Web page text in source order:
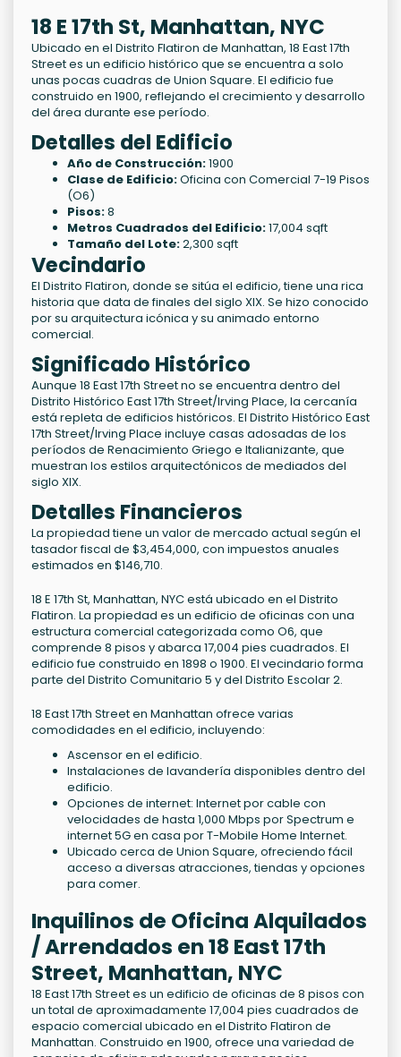
18 E 17th St, Manhattan, NYC
Ubicado en el Distrito Flatiron de Manhattan, 18 East 17th
Street es un edificio histórico que se encuentra a solo
unas pocas cuadras de Union Square. El edificio fue
construido en 1900, reflejando el crecimiento y desarrollo
del área durante ese período.
Detalles del Edificio
Año de Construcción:1900
Clase de Edificio:Oficina con Comercial 7-19 Pisos
(O6)
Pisos:8
Metros Cuadrados del Edificio:17,004 sqft
Tamaño del Lote:2,300 sqft
Vecindario
El Distrito Flatiron, donde se sitúa el edificio, tiene una rica
historia que data de finales del siglo XIX. Se hizo conocido
por su arquitectura icónica y su animado entorno
comercial.
Significado Histórico
Aunque 18 East 17th Street no se encuentra dentro del
Distrito Histórico East 17th Street/Irving Place, la cercanía
está repleta de edificios históricos. El Distrito Histórico East
17th Street/Irving Place incluye casas adosadas de los
períodos de Renacimiento Griego e Italianizante, que
muestran los estilos arquitectónicos de mediados del
siglo XIX.
Detalles Financieros
La propiedad tiene un valor de mercado actual según el
tasador fiscal de $3,454,000, con impuestos anuales
estimados en $146,710.
18 E 17th St, Manhattan, NYC está ubicado en el Distrito
Flatiron. La propiedad es un edificio de oficinas con una
estructura comercial categorizada como O6, que
comprende 8 pisos y abarca 17,004 pies cuadrados. El
edificio fue construido en 1898 o 1900. El vecindario forma
parte del Distrito Comunitario 5 y del Distrito Escolar 2.
18 East 17th Street en Manhattan ofrece varias
comodidades en el edificio, incluyendo:
Ascensor en el edificio.
Instalaciones de lavandería disponibles dentro del
edificio.
Opciones de internet: Internet por cable con
velocidades de hasta 1,000 Mbps por Spectrum e
internet 5G en casa por T-Mobile Home Internet.
Ubicado cerca de Union Square, ofreciendo fácil
acceso a diversas atracciones, tiendas y opciones
para comer.
Inquilinos de Oficina Alquilados
/ Arrendados en 18 East 17th
Street, Manhattan, NYC
18 East 17th Street es un edificio de oficinas de 8 pisos con
un total de aproximadamente 17,004 pies cuadrados de
espacio comercial ubicado en el Distrito Flatiron de
Manhattan. Construido en 1900, ofrece una variedad de